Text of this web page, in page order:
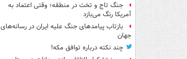
جنگ تاج و تخت در منطقه؛ وقتی اعتماد به
آمریکا رنگ می‌بازد
بازتاب پیامدهای جنگ علیه ایران در رسانه‌های
جهان
چند نکته درباره توافق مکه!